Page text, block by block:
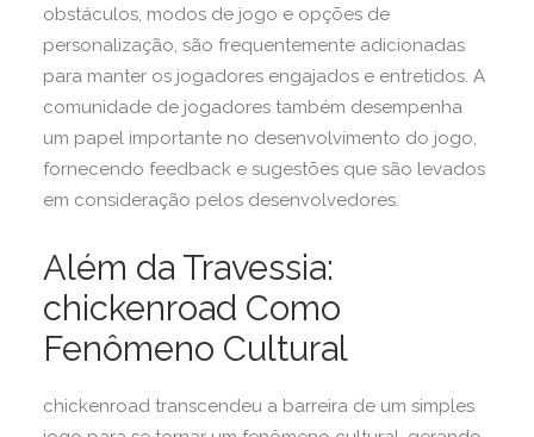
obstáculos, modos de jogo e opções de
personalização, são frequentemente adicionadas
para manter os jogadores engajados e entretidos. A
comunidade de jogadores também desempenha
um papel importante no desenvolvimento do jogo,
fornecendo feedback e sugestões que são levados
em consideração pelos desenvolvedores.
Além da Travessia:
chickenroad Como
Fenômeno Cultural
chickenroad transcendeu a barreira de um simples